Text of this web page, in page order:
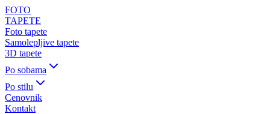
FOTO
TAPETE
Foto tapete
Samolepljive tapete
3D tapete
Po sobama
Po stilu
Cenovnik
Kontakt